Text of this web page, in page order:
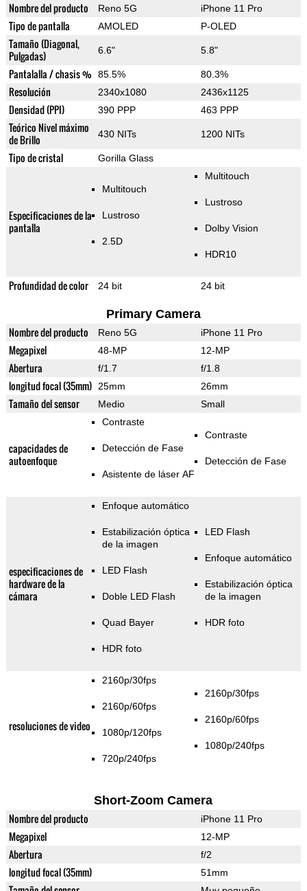
Nombre del producto Reno 5G iPhone 11 Pro
Tipo de pantalla AMOLED P-OLED
Tamaño (Diagonal,
Pulgadas)
6.6" 5.8"
Pantalalla / chasis % 85.5% 80.3%
Resolución 2340x1080 2436x1125
Densidad (PPI) 390 PPP 463 PPP
Teórico Nivel máximo
de Brillo
430 NITs 1200 NITs
Tipo de cristal Gorilla Glass
Especificaciones de la
pantalla
Multitouch
Lustroso
2.5D
Multitouch
Lustroso
Dolby Vision
HDR10
Profundidad de color 24 bit 24 bit
Primary Camera
Nombre del producto Reno 5G iPhone 11 Pro
Megapixel 48-MP 12-MP
Abertura f/1.7 f/1.8
longitud focal (35mm) 25mm 26mm
Tamaño del sensor Medio Small
capacidades de
autoenfoque
Contraste
Detección de Fase
Asistente de láser AF
Contraste
Detección de Fase
especificaciones de
hardware de la
cámara
Enfoque automático
Estabilización óptica
de la imagen
LED Flash
Doble LED Flash
Quad Bayer
HDR foto
LED Flash
Enfoque automático
Estabilización óptica
de la imagen
HDR foto
resoluciones de video
2160p/30fps
2160p/60fps
1080p/120fps
720p/240fps
2160p/30fps
2160p/60fps
1080p/240fps
Short-Zoom Camera
Nombre del producto iPhone 11 Pro
Megapixel 12-MP
Abertura f/2
longitud focal (35mm) 51mm